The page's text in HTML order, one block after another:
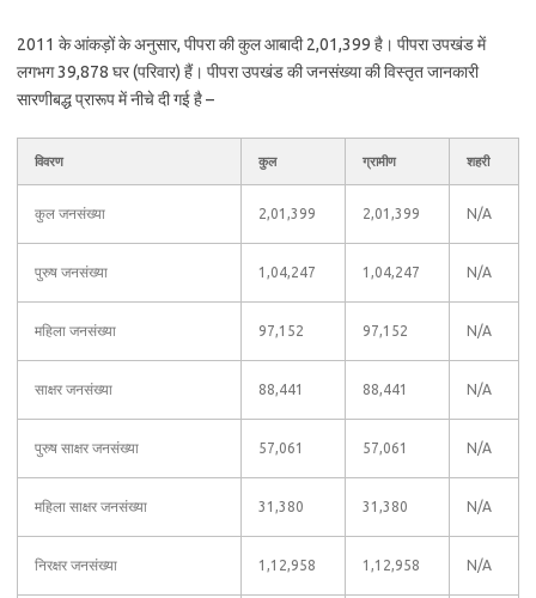
2011 के आंकड़ों के अनुसार, पीपरा की कुल आबादी 2,01,399 है। पीपरा उपखंड में
लगभग 39,878 घर (परिवार) हैं। पीपरा उपखंड की जनसंख्या की विस्तृत जानकारी
सारणीबद्ध प्रारूप में नीचे दी गई है –
विवरण कुल ग्रामीण शहरी
कुल जनसंख्या 2,01,399 2,01,399 N/A
पुरुष जनसंख्या 1,04,247 1,04,247 N/A
महिला जनसंख्या 97,152 97,152 N/A
साक्षर जनसंख्या 88,441 88,441 N/A
पुरुष साक्षर जनसंख्या 57,061 57,061 N/A
महिला साक्षर जनसंख्या 31,380 31,380 N/A
निरक्षर जनसंख्या 1,12,958 1,12,958 N/A